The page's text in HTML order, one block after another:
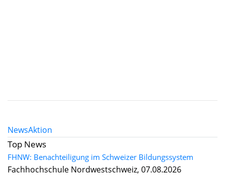
NewsAktion
Top News
FHNW: Benachteiligung im Schweizer Bildungssystem
Fachhochschule Nordwestschweiz, 07.08.2026